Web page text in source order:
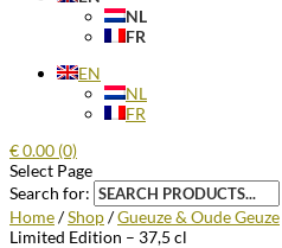
NL
FR
EN
NL
FR
€0.00 (0)
Select Page
Search for:
Home/Shop/Gueuze & Oude Geuze
Limited Edition – 37,5 cl